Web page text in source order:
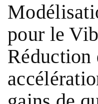
pour le
Réduction